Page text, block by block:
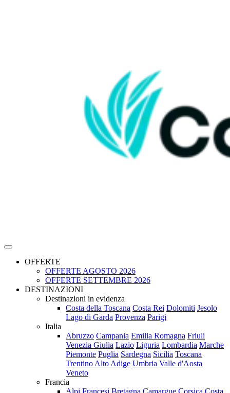
OFFERTE
OFFERTE AGOSTO 2026
OFFERTE SETTEMBRE 2026
DESTINAZIONI
Destinazioni in evidenza
Costa della Toscana Costa Rei Dolomiti Jesolo
Lago di Garda Provenza Parigi
Italia
Abruzzo Campania Emilia Romagna Friuli
Venezia Giulia Lazio Liguria Lombardia Marche
Piemonte Puglia Sardegna Sicilia Toscana
Trentino Alto Adige Umbria Valle d'Aosta
Veneto
Francia
Alpi Francesi Bretagna Camargue Corsica Costa